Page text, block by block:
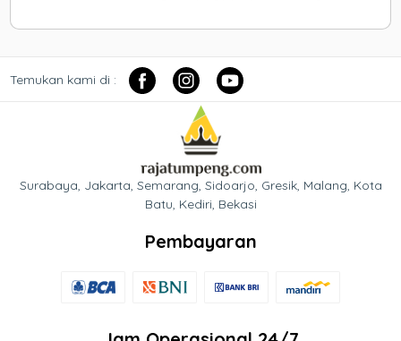
Temukan kami di :
Surabaya, Jakarta, Semarang, Sidoarjo, Gresik, Malang, Kota
Batu, Kediri, Bekasi
Pembayaran